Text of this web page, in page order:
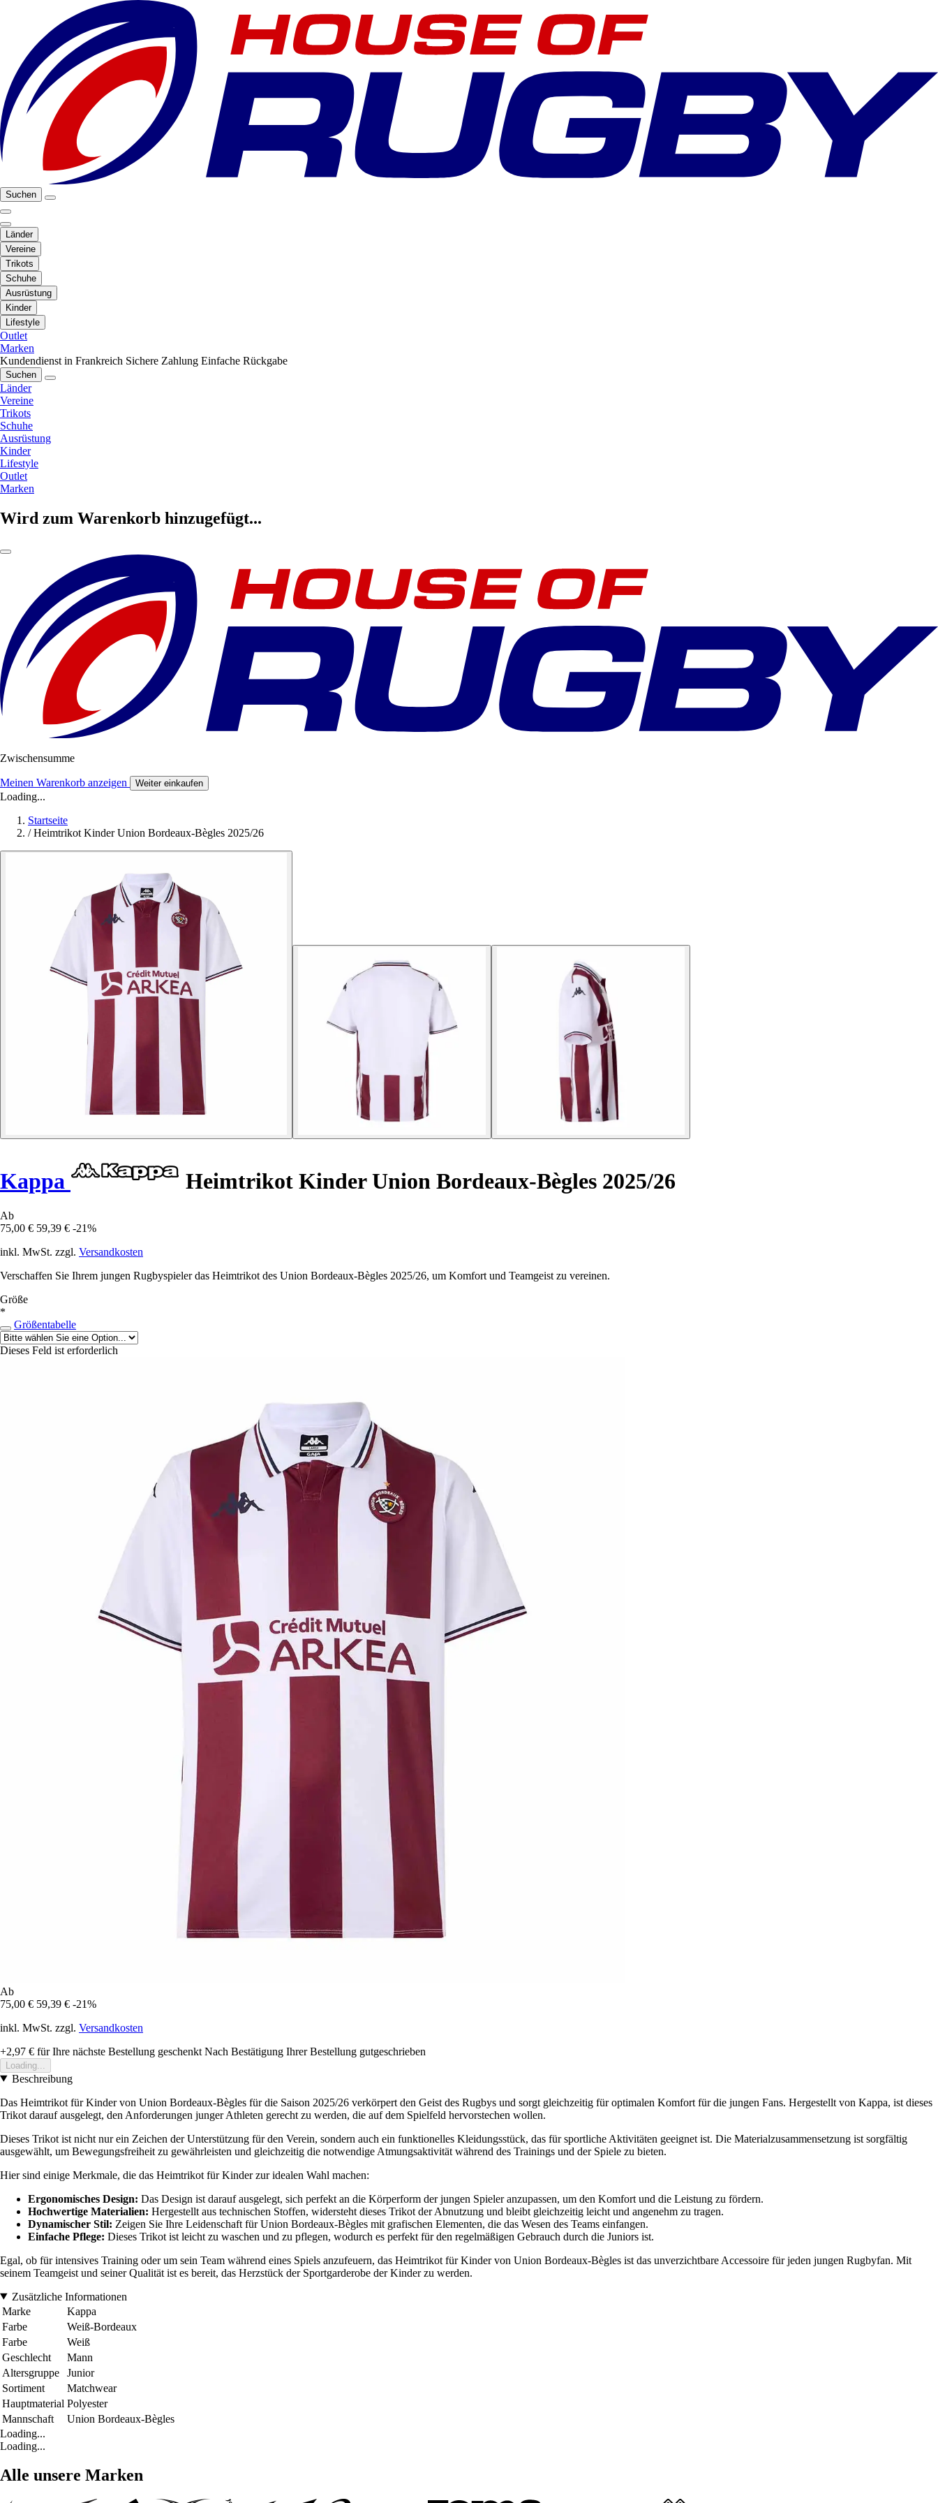
Suchen
Länder
Vereine
Trikots
Schuhe
Ausrüstung
Kinder
Lifestyle
Outlet
Marken
Kundendienst in Frankreich Sichere Zahlung Einfache Rückgabe
Suchen
Länder
Vereine
Trikots
Schuhe
Ausrüstung
Kinder
Lifestyle
Outlet
Marken
Wird zum Warenkorb hinzugefügt...
Zwischensumme
Meinen Warenkorb anzeigen Weiter einkaufen
Loading...
Startseite
/ Heimtrikot Kinder Union Bordeaux-Bègles 2025/26
Kappa Heimtrikot Kinder Union Bordeaux-Bègles 2025/26
Ab
75,00 € 59,39 € -21%
inkl. MwSt. zzgl. Versandkosten
Verschaffen Sie Ihrem jungen Rugbyspieler das Heimtrikot des Union Bordeaux-Bègles 2025/26, um Komfort und Teamgeist zu vereinen.
Größe
*
Größentabelle
Dieses Feld ist erforderlich
Ab
75,00 € 59,39 € -21%
inkl. MwSt. zzgl. Versandkosten
+2,97 € für Ihre nächste Bestellung geschenkt Nach Bestätigung Ihrer Bestellung gutgeschrieben
Loading...
Beschreibung
Das Heimtrikot für Kinder von Union Bordeaux-Bègles für die Saison 2025/26 verkörpert den Geist des Rugbys und sorgt gleichzeitig für optimalen Komfort für die jungen Fans. Hergestellt von Kappa, ist dieses
Trikot darauf ausgelegt, den Anforderungen junger Athleten gerecht zu werden, die auf dem Spielfeld hervorstechen wollen.
Dieses Trikot ist nicht nur ein Zeichen der Unterstützung für den Verein, sondern auch ein funktionelles Kleidungsstück, das für sportliche Aktivitäten geeignet ist. Die Materialzusammensetzung ist sorgfältig
ausgewählt, um Bewegungsfreiheit zu gewährleisten und gleichzeitig die notwendige Atmungsaktivität während des Trainings und der Spiele zu bieten.
Hier sind einige Merkmale, die das Heimtrikot für Kinder zur idealen Wahl machen:
Ergonomisches Design: Das Design ist darauf ausgelegt, sich perfekt an die Körperform der jungen Spieler anzupassen, um den Komfort und die Leistung zu fördern.
Hochwertige Materialien: Hergestellt aus technischen Stoffen, widersteht dieses Trikot der Abnutzung und bleibt gleichzeitig leicht und angenehm zu tragen.
Dynamischer Stil: Zeigen Sie Ihre Leidenschaft für Union Bordeaux-Bègles mit grafischen Elementen, die das Wesen des Teams einfangen.
Einfache Pflege: Dieses Trikot ist leicht zu waschen und zu pflegen, wodurch es perfekt für den regelmäßigen Gebrauch durch die Juniors ist.
Egal, ob für intensives Training oder um sein Team während eines Spiels anzufeuern, das Heimtrikot für Kinder von Union Bordeaux-Bègles ist das unverzichtbare Accessoire für jeden jungen Rugbyfan. Mit
seinem Teamgeist und seiner Qualität ist es bereit, das Herzstück der Sportgarderobe der Kinder zu werden.
Zusätzliche Informationen
Marke
Kappa
Farbe
Weiß-Bordeaux
Farbe
Weiß
Geschlecht
Mann
Altersgruppe
Junior
Sortiment
Matchwear
Hauptmaterial Polyester
Mannschaft
Union Bordeaux-Bègles
Loading...
Loading...
Alle unsere Marken